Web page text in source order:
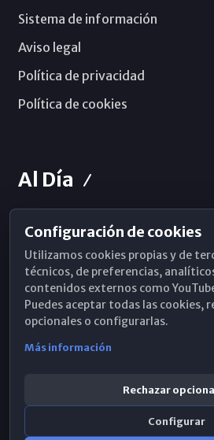
Sistema de información
Aviso legal
Política de privacidad
Política de cookies
Al Día
Horarios de Misa
Hemeroteca
WhatsApp
Configuración de cookies
Utilizamos cookies propias y de
técnicos, de preferencias,
contenidos externos como
Puedes aceptar todas las cookies,
opcionales o configurarlas.
Más información
Rechazar
Configurar